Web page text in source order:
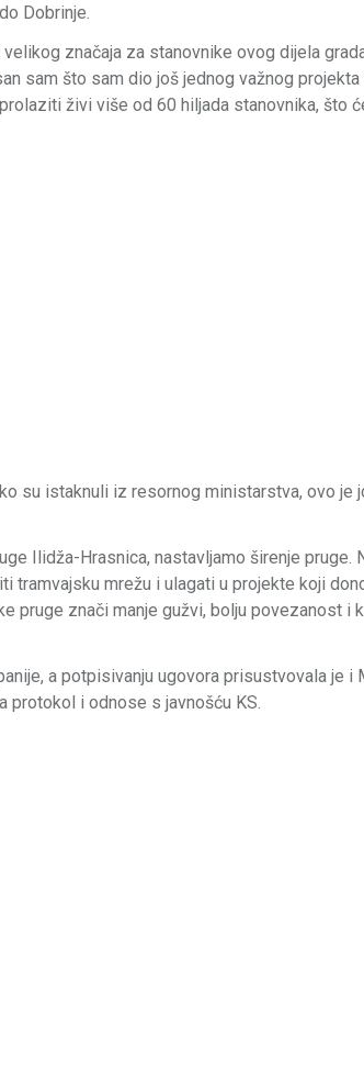
Dobrinje.
značaja za stanovnike ovog dijela
sam što sam dio još jednog važnog projekta
živi više od 60 hiljada stanovnika, što
su istaknuli iz resornog ministarstva, ovo je
Ilidža-Hrasnica, nastavljamo širenje pruge.
tramvajsku mrežu i ulagati u projekte koji
pruge znači manje gužvi, bolju povezanost i
a potpisivanju ugovora prisustvovala je i
protokol i odnose s javnošću KS.